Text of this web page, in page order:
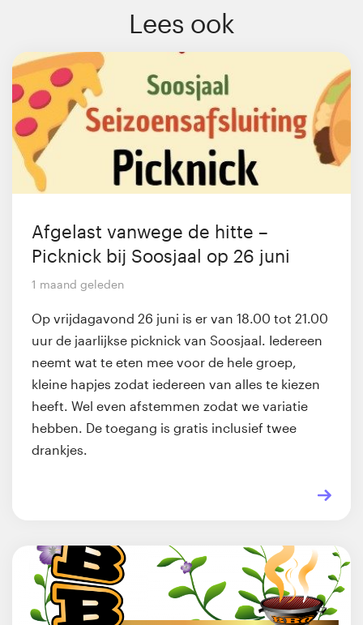
Lees ook
Afgelast vanwege de hitte –
Picknick bij Soosjaal op 26 juni
1 maand geleden
Op vrijdagavond 26 juni is er van 18.00 tot 21.00
uur de jaarlijkse picknick van Soosjaal. Iedereen
neemt wat te eten mee voor de hele groep,
kleine hapjes zodat iedereen van alles te kiezen
heeft. Wel even afstemmen zodat we variatie
hebben. De toegang is gratis inclusief twee
drankjes.